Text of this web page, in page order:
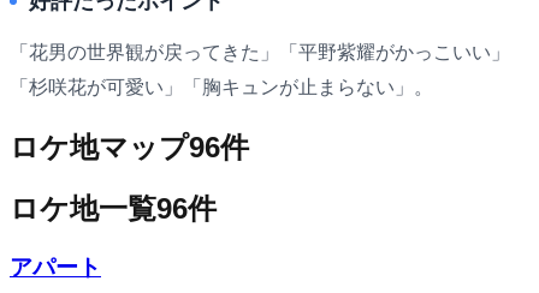
「花男の世界観が戻ってきた」「平野紫耀がかっこいい」
「杉咲花が可愛い」「胸キュンが止まらない」。
ロケ地マップ96件
ロケ地一覧96件
アパート